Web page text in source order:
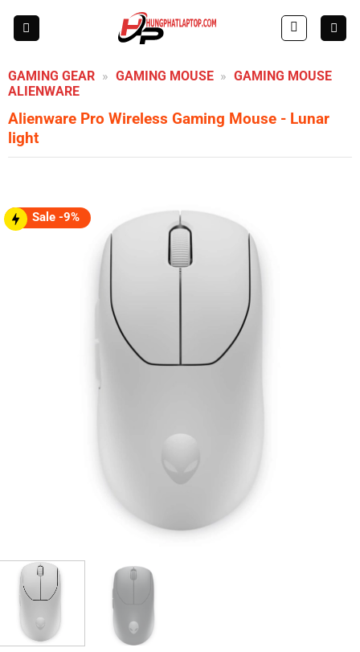
GAMING GEAR » GAMING MOUSE » GAMING MOUSE
ALIENWARE
Alienware Pro Wireless Gaming Mouse - Lunar
light
Sale -9%